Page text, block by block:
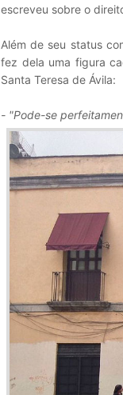
escreveu sobre o
Além de seu status
fez dela uma figura
Santa Teresa de Ávila:
- "Pode-se